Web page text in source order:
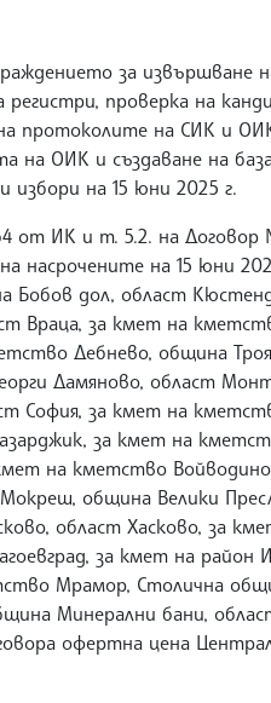
за извършване
проверка на
протоколите на СИК и
на ОИК и създаване на
на 15 юни 2025 г.
от ИК и т. 5.2. на Договор
на 15 юни
Бобов дол, област
Враца, за кмет на
Дебнево, община
Дамяново, област
София, за кмет на
за кмет на
на кметство
община Велики
област Хасково, за
за кмет на район
Мрамор, Столична
Минерални бани,
офертна цена